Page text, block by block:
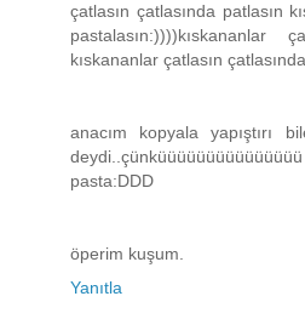
çatlasın çatlasında patlasın
pastalasın:))))kıskananlar
kıskananlar çatlasın
anacım kopyala yapıştırı
pasta:DDD
öperim kuşum.
Yanıtla